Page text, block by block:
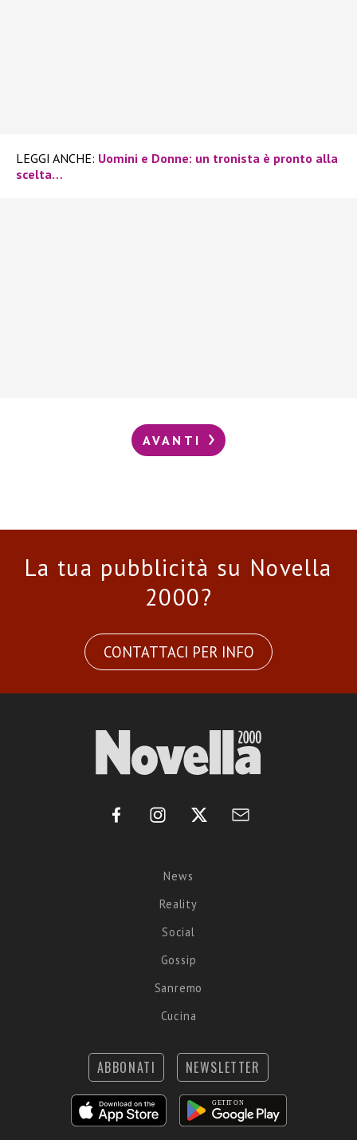
LEGGI ANCHE: Uomini e Donne: un tronista è pronto alla
scelta…
AVANTI
La tua pubblicità su Novella
2000?
CONTATTACI PER INFO
News
Reality
Social
Gossip
Sanremo
Cucina
ABBONATI NEWSLETTER